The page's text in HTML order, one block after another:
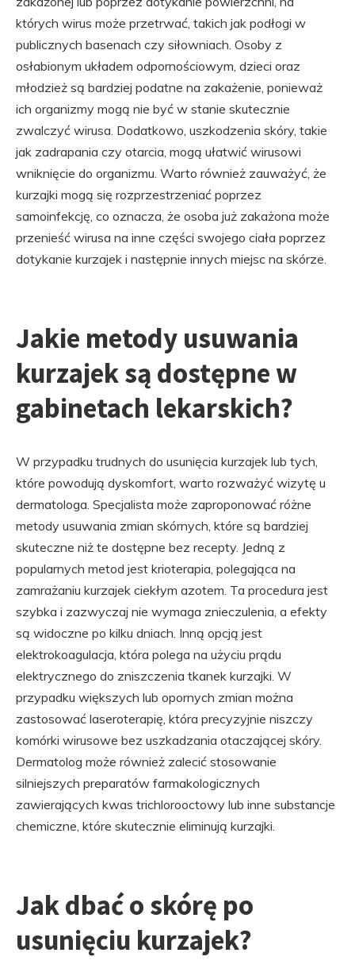
których wirus może przetrwać, takich jak podłogi w
publicznych basenach czy siłowniach. Osoby z
osłabionym układem odpornościowym, dzieci oraz
młodzież są bardziej podatne na zakażenie, ponieważ
ich organizmy mogą nie być w stanie skutecznie
zwalczyć wirusa. Dodatkowo, uszkodzenia skóry, takie
jak zadrapania czy otarcia, mogą ułatwić wirusowi
wniknięcie do organizmu. Warto również zauważyć, że
kurzajki mogą się rozprzestrzeniać poprzez
samoinfekcję, co oznacza, że osoba już zakażona może
przenieść wirusa na inne części swojego ciała poprzez
dotykanie kurzajek i następnie innych miejsc na skórze.
Jakie metody usuwania
kurzajek są dostępne w
gabinetach lekarskich?
W przypadku trudnych do usunięcia kurzajek lub tych,
które powodują dyskomfort, warto rozważyć wizytę u
dermatologa. Specjalista może zaproponować różne
metody usuwania zmian skórnych, które są bardziej
skuteczne niż te dostępne bez recepty. Jedną z
popularnych metod jest krioterapia, polegająca na
zamrażaniu kurzajek ciekłym azotem. Ta procedura jest
szybka i zazwyczaj nie wymaga znieczulenia, a efekty
są widoczne po kilku dniach. Inną opcją jest
elektrokoagulacja, która polega na użyciu prądu
elektrycznego do zniszczenia tkanek kurzajki. W
przypadku większych lub opornych zmian można
zastosować laseroterapię, która precyzyjnie niszczy
komórki wirusowe bez uszkadzania otaczającej skóry.
Dermatolog może również zalecić stosowanie
silniejszych preparatów farmakologicznych
zawierających kwas trichlorooctowy lub inne substancje
chemiczne, które skutecznie eliminują kurzajki.
Jak dbać o skórę po
usunięciu kurzajek?